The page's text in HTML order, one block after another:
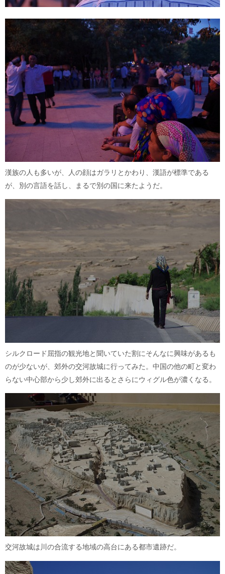
漢族の人も多いが、人の顔はガラリとかわり、漢語が標準である
が、別の言語を話し、まるで別の国に来たようだ。
シルクロード屈指の観光地と聞いていた割にそんなに興味があるも
のが少ないが、郊外の交河故城に行ってみた。中国の他の町と変わ
らない中心部から少し郊外に出るとさらにウィグル色が濃くなる。
交河故城は川の合流する地域の高台にある都市遺跡だ。